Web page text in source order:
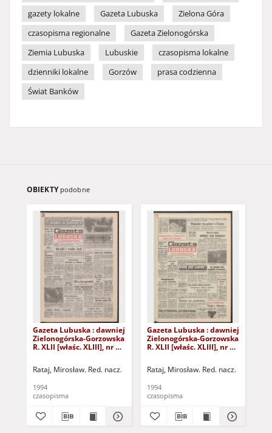
gazety lokalne
Gazeta Lubuska
Zielona Góra
czasopisma regionalne
Gazeta Zielonogórska
Ziemia Lubuska
Lubuskie
czasopisma lokalne
dzienniki lokalne
Gorzów
prasa codzienna
Świat Banków
OBIEKTY podobne
Gazeta Lubuska : dawniej
Zielonogórska-Gorzowska
R. XLII [właśc. XLIII], nr 4
Rataj, Mirosław. Red. nacz.
1994
czasopisma
Gazeta Lubuska : dawniej
Zielonogórska-Gorzowska
R. XLII [właśc. XLIII], nr 16
Rataj, Mirosław. Red. nacz.
1994
czasopisma